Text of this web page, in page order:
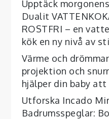
Upptäck
Dualit
ROSTFRI – en
kök en ny nivå av
Värme och
projektion och
hjälper din baby
Utforska Incado
Badrumsspeglar: